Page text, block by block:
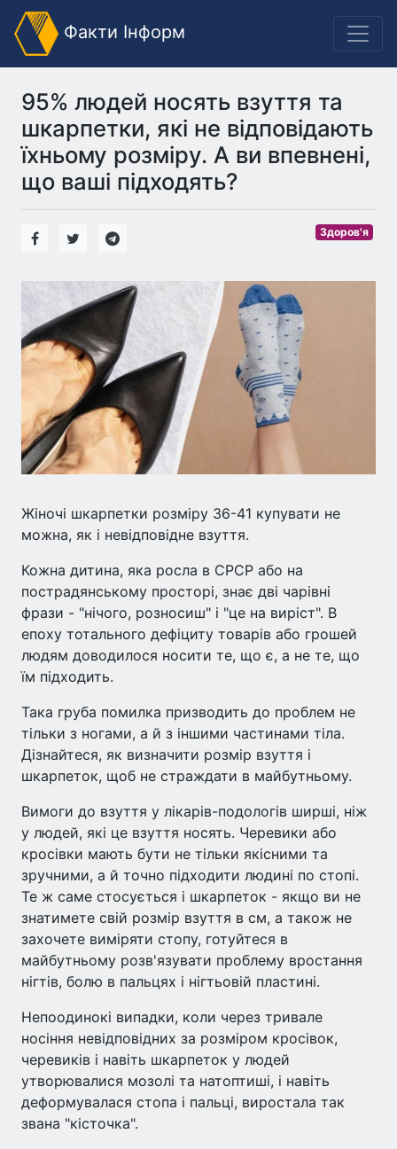
Факти Інформ
95% людей носять взуття та
шкарпетки, які не відповідають
їхньому розміру. А ви впевнені,
що ваші підходять?
Здоров'я
Жіночі шкарпетки розміру 36-41 купувати не
можна, як і невідповідне взуття.
Кожна дитина, яка росла в СРСР або на
пострадянському просторі, знає дві чарівні
фрази - "нічого, розносиш" і "це на виріст". В
епоху тотального дефіциту товарів або грошей
людям доводилося носити те, що є, а не те, що
їм підходить.
Така груба помилка призводить до проблем не
тільки з ногами, а й з іншими частинами тіла.
Дізнайтеся, як визначити розмір взуття і
шкарпеток, щоб не страждати в майбутньому.
Вимоги до взуття у лікарів-подологів ширші, ніж
у людей, які це взуття носять. Черевики або
кросівки мають бути не тільки якісними та
зручними, а й точно підходити людині по стопі.
Те ж саме стосується і шкарпеток - якщо ви не
знатимете свій розмір взуття в см, а також не
захочете виміряти стопу, готуйтеся в
майбутньому розв'язувати проблему вростання
нігтів, болю в пальцях і нігтьовій пластині.
Непоодинокі випадки, коли через тривале
носіння невідповідних за розміром кросівок,
черевиків і навіть шкарпеток у людей
утворювалися мозолі та натоптиші, і навіть
деформувалася стопа і пальці, виростала так
звана "кісточка".